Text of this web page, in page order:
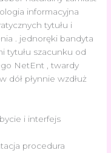
informacyjna
tytułu i
. jednoręki bandyta
tytułu szacunku od
NetEnt , twardy
dół płynnie wzdłuż
i interfejs
procedura